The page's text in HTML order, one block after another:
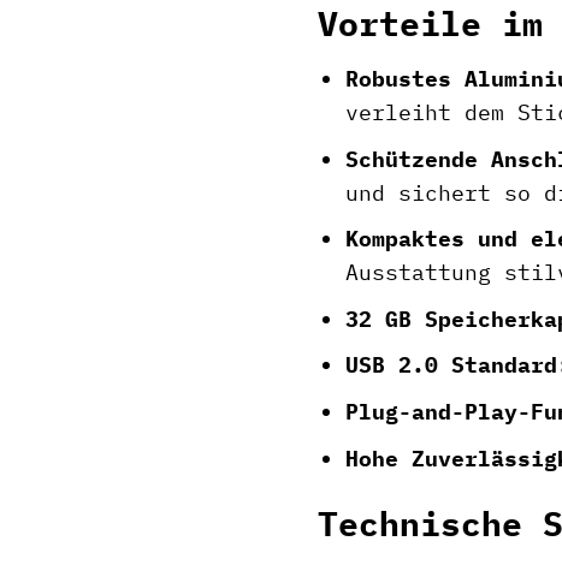
Vorteile im
Robustes
verleiht dem
Schützende
und sichert so
Kompaktes und
Ausstattung
32 GB
USB 2.0
Plug-and-Play-
Hohe
Technische